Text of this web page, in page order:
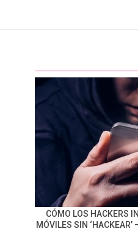
CÓMO LOS HACKERS
MÓVILES SIN ‘HACKEAR’